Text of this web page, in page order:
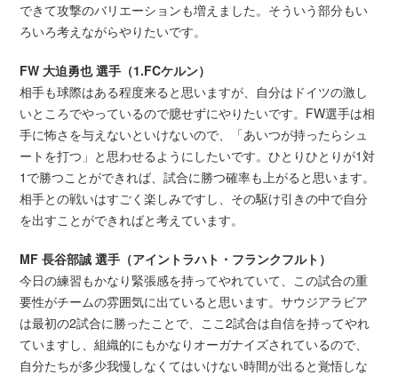
できて攻撃のバリエーションも増えました。そういう部分もい
ろいろ考えながらやりたいです。
FW 大迫勇也 選手（1.FCケルン）
相手も球際はある程度来ると思いますが、自分はドイツの激し
いところでやっているので臆せずにやりたいです。FW選手は相
手に怖さを与えないといけないので、「あいつが持ったらシュ
ートを打つ」と思わせるようにしたいです。ひとりひとりが1対
1で勝つことができれば、試合に勝つ確率も上がると思います。
相手との戦いはすごく楽しみですし、その駆け引きの中で自分
を出すことができればと考えています。
MF 長谷部誠 選手（アイントラハト・フランクフルト）
今日の練習もかなり緊張感を持ってやれていて、この試合の重
要性がチームの雰囲気に出ていると思います。サウジアラビア
は最初の2試合に勝ったことで、ここ2試合は自信を持ってやれ
ていますし、組織的にもかなりオーガナイズされているので、
自分たちが多少我慢しなくてはいけない時間が出ると覚悟しな